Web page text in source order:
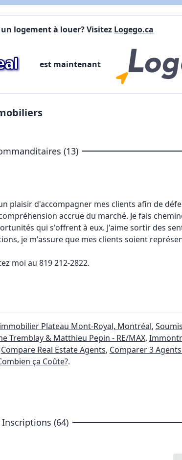
logement à louer? Visitez Logego.ca
est maintenant
(13)
plaisir d'accompagner mes clients afin de
accrue du marché. Je fais
qui s'offrent à eux. J'aime sortir des
je m'assure que mes clients soient
moi au 819 212-2822.
Plateau Mont-Royal, Montréal,
Tremblay & Matthieu Pepin - RE/MAX,
Compare Real Estate Agents, Comparer 3
ça Coûte?.
Inscriptions (64)
X Fermer Envoyez